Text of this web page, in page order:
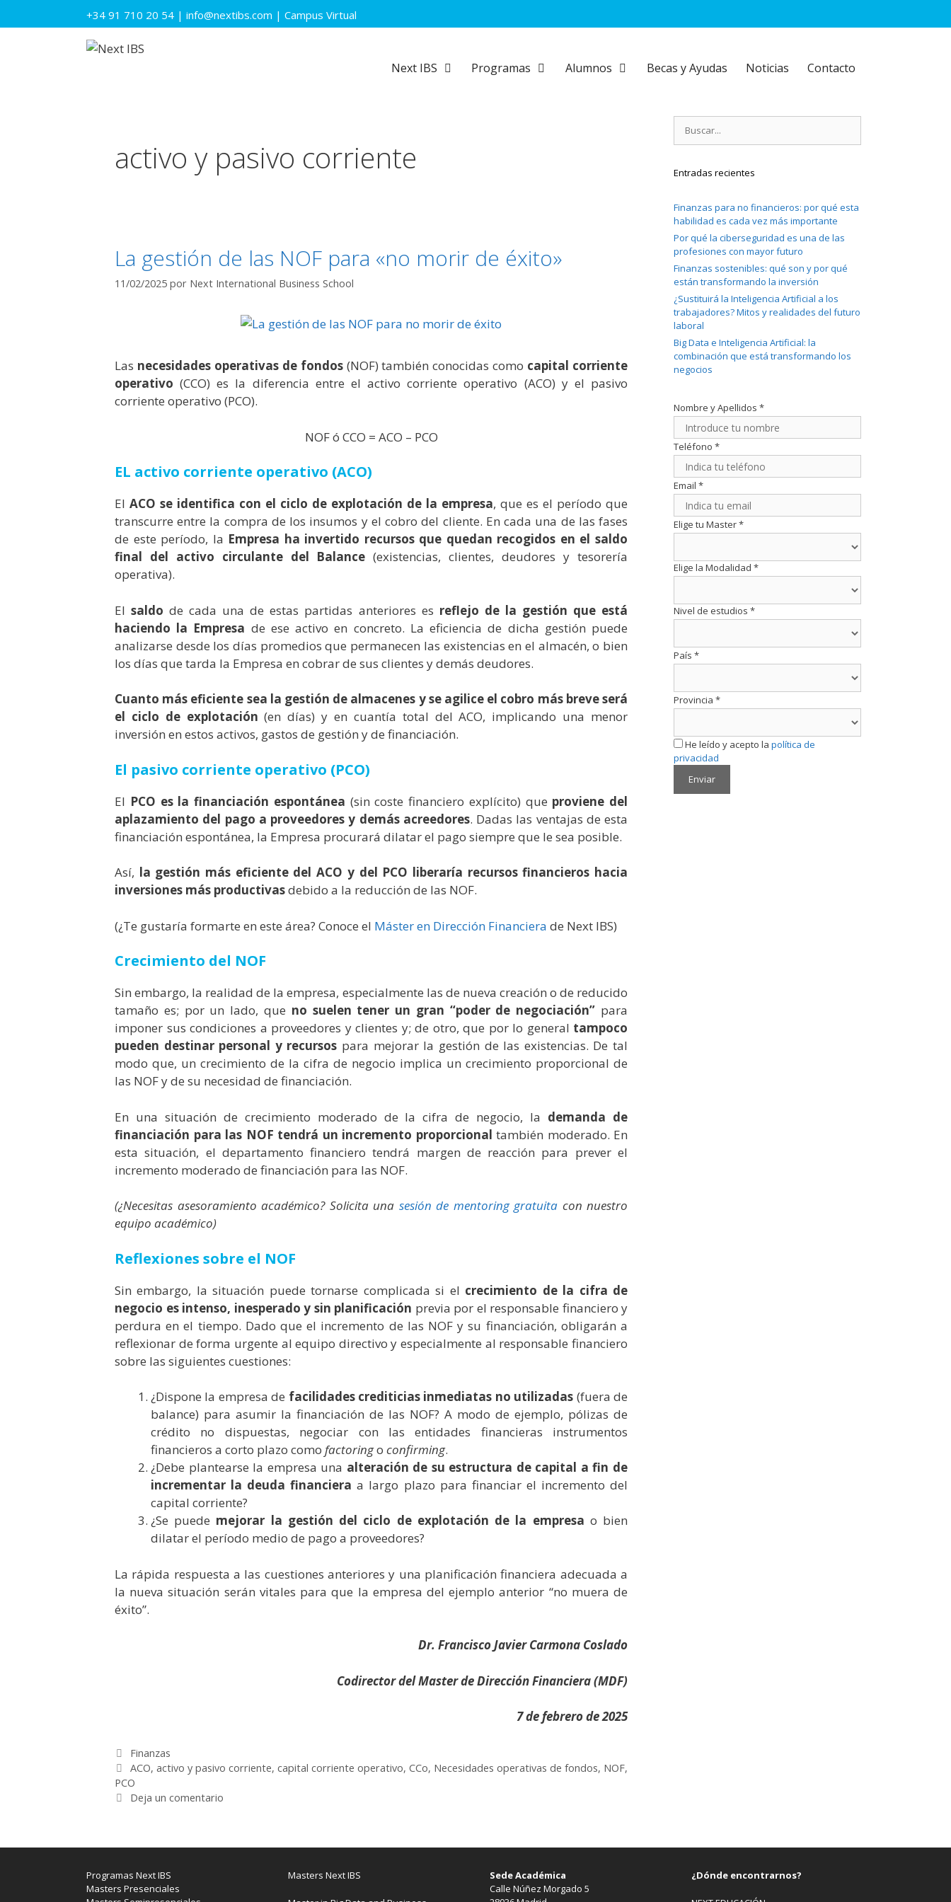
al
+34 91 710 20 54 | info@nextibs.com | Campus Virtual
Next IBS Programas Alumnos Becas y Ayudas Noticias Contacto
activo y pasivo corriente
La gestión de las NOF para «no morir de éxito»
11/02/2025 por Next International Business School
Las necesidades operativas de fondos(NOF) también conocidas como capital corriente
operativo (CCO) es la diferencia entre el activo corriente operativo (ACO) y el pasivo
corriente operativo (PCO).
NOF ó CCO = ACO – PCO
EL activo corriente operativo (ACO)
El ACO se identifica con el ciclo de explotación de la empresa, que es el período que
transcurre entre la compra de los insumos y el cobro del cliente. En cada una de las fases
de este período, la Empresa ha invertido recursos que quedan recogidos en el saldo
final del activo circulante del Balance (existencias, clientes, deudores y tesorería
operativa).
Elsaldo de cada una de estas partidas anteriores es reflejo de la gestión que está
haciendo la Empresa de ese activo en concreto. La eficiencia de dicha gestión puede
analizarse desde los días promedios que permanecen las existencias en el almacén, o bien
los días que tarda la Empresa en cobrar de sus clientes y demás deudores.
Cuanto más eficiente sea la gestión de almacenes y se agilice el cobro más breve será
el ciclo de explotación (en días) y en cuantía total del ACO, implicando una menor
inversión en estos activos, gastos de gestión y de financiación.
El pasivo corriente operativo (PCO)
El PCO es la financiación espontánea (sin coste financiero explícito) que proviene del
aplazamiento del pago a proveedores y demás acreedores. Dadas las ventajas de esta
financiación espontánea, la Empresa procurará dilatar el pago siempre que le sea posible.
Así, la gestión más eficiente del ACO y del PCO liberaría recursos financieros hacia
inversiones más productivasdebido a la reducción de las NOF.
(¿Te gustaría formarte en este área? Conoce el Máster en Dirección Financiera de Next IBS)
Crecimiento del NOF
Sin embargo, la realidad de la empresa, especialmente las de nueva creación o de reducido
tamaño es; por un lado, que no suelen tener un gran “poder de negociación” para
imponer sus condiciones a proveedores y clientes y; de otro, que por lo general tampoco
pueden destinar personal y recursos para mejorar la gestión de las existencias. De tal
modo que, un crecimiento de la cifra de negocio implica un crecimiento proporcional de
las NOF y de su necesidad de financiación.
En una situación de crecimiento moderado de la cifra de negocio, la demanda de
financiación para las NOF tendrá un incremento proporcional también moderado. En
esta situación, el departamento financiero tendrá margen de reacción para prever el
incremento moderado de financiación para las NOF.
(¿Necesitas asesoramiento académico? Solicita una sesión de mentoring gratuita con nuestro
equipo académico)
Reflexiones sobre el NOF
Sin embargo, la situación puede tornarse complicada si el crecimiento de la cifra de
negocio es intenso, inesperado y sin planificación previa por el responsable financiero y
perdura en el tiempo. Dado que el incremento de las NOF y su financiación, obligarán a
reflexionar de forma urgente al equipo directivo y especialmente al responsable financiero
sobre las siguientes cuestiones:
¿Dispone la empresa de facilidades crediticias inmediatas no utilizadas (fuera de
balance) para asumir la financiación de las NOF? A modo de ejemplo, pólizas de
crédito no dispuestas, negociar con las entidades financieras instrumentos
financieros a corto plazo como factoringo confirming.
¿Debe plantearse la empresa una alteración de su estructura de capital a fin de
incrementar la deuda financiera a largo plazo para financiar el incremento del
capital corriente?
¿Se puede mejorar la gestión del ciclo de explotación de la empresa o bien
dilatar el período medio de pago a proveedores?
La rápida respuesta a las cuestiones anteriores y una planificación financiera adecuada a
la nueva situación serán vitales para que la empresa del ejemplo anterior “no muera de
éxito”.
Dr. Francisco Javier Carmona Coslado
Codirector del Master de Dirección Financiera (MDF)
7 de febrero de 2025
Categorías
Finanzas
Etiquetas
ACO, activo y pasivo corriente, capital corriente operativo, CCo, Necesidades operativas de fondos, NOF,
PCO
Deja un comentario
Entradas recientes
Finanzas para no financieros: por qué esta
habilidad es cada vez más importante
Por qué la ciberseguridad es una de las
profesiones con mayor futuro
Finanzas sostenibles: qué son y por qué
están transformando la inversión
¿Sustituirá la Inteligencia Artificial a los
trabajadores? Mitos y realidades del futuro
laboral
Big Data e Inteligencia Artificial: la
combinación que está transformando los
negocios
Nombre y Apellidos *
Teléfono *
Email *
Elige tu Master*
Elige la Modalidad *
Nivel de estudios *
País *
Provincia *
He leído y acepto la política de
privacidad
Programas Next IBS
Masters Presenciales
Masters Next IBS
Sede Académica
Calle Núñez Morgado 5
¿Dónde encontrarnos?